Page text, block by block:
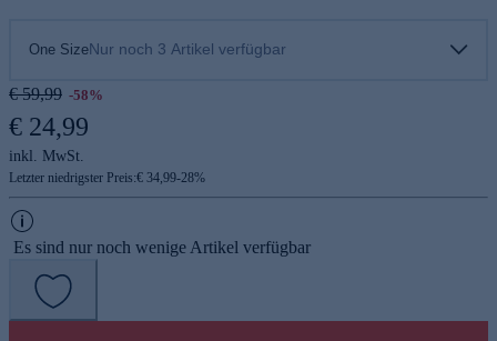
One SizeNur noch 3 Artikel verfügbar
€ 59,99 -58%
€ 24,99
inkl. MwSt.
Letzter niedrigster Preis:€ 34,99-28%
Es sind nur noch wenige Artikel verfügbar